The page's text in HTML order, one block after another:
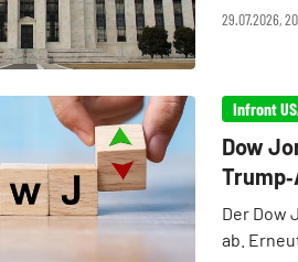
29.07.2026,
Dow
Der Dow
ab.